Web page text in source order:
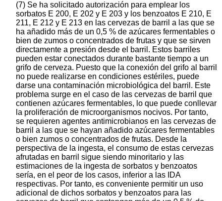
(7) Se ha solicitado autorización para emplear los
sorbatos E 200, E 202 y E 203 y los benzoatos E 210, E
211, E 212 y E 213 en las cervezas de barril a las que se
ha añadido más de un 0,5 % de azúcares fermentables o
bien de zumos o concentrados de frutas y que se sirven
directamente a presión desde el barril. Estos barriles
pueden estar conectados durante bastante tiempo a un
grifo de cerveza. Puesto que la conexión del grifo al barril
no puede realizarse en condiciones estériles, puede
darse una contaminación microbiológica del barril. Este
problema surge en el caso de las cervezas de barril que
contienen azúcares fermentables, lo que puede conllevar
la proliferación de microorganismos nocivos. Por tanto,
se requieren agentes antimicrobianos en las cervezas de
barril a las que se hayan añadido azúcares fermentables
o bien zumos o concentrados de frutas. Desde la
perspectiva de la ingesta, el consumo de estas cervezas
afrutadas en barril sigue siendo minoritario y las
estimaciones de la ingesta de sorbatos y benzoatos
sería, en el peor de los casos, inferior a las IDA
respectivas. Por tanto, es conveniente permitir un uso
adicional de dichos sorbatos y benzoatos para las